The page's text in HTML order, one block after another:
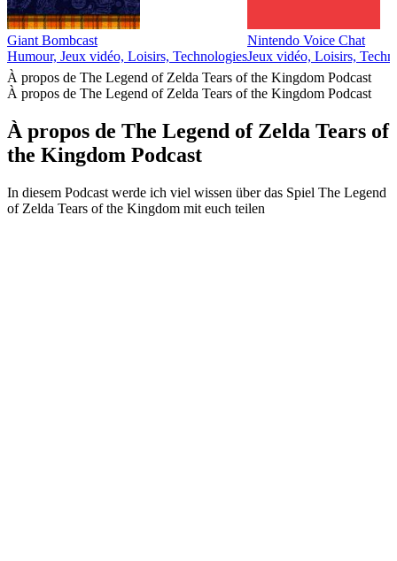
Giant Bombcast
Humour, Jeux vidéo, Loisirs, Technologies
Nintendo Voice Chat
Jeux vidéo, Loisirs,
À propos de The Legend of Zelda Tears of the Kingdom Podcast
À propos de The Legend of Zelda Tears of the Kingdom Podcast
À propos de The Legend of Zelda Tears of
the Kingdom Podcast
In diesem Podcast werde ich viel wissen über das Spiel The Legend
of Zelda Tears of the Kingdom mit euch teilen